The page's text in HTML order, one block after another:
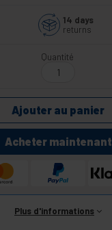
14 days
returns
Quantité
Ajouter au panier
Acheter maintenant
Plus d'informations